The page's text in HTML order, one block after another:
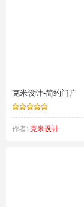
克米设计-简约门户
作者: 克米设计